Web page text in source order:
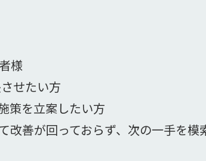
様
せたい方
策を立案したい方
改善が回っておらず、次の一手を模